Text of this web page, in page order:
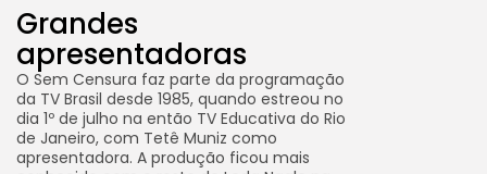
Grandes
apresentadoras
O Sem Censura faz parte da programação
da TV Brasil desde 1985, quando estreou no
dia 1º de julho na então TV Educativa do Rio
de Janeiro, com Tetê Muniz como
apresentadora. A produção ficou mais